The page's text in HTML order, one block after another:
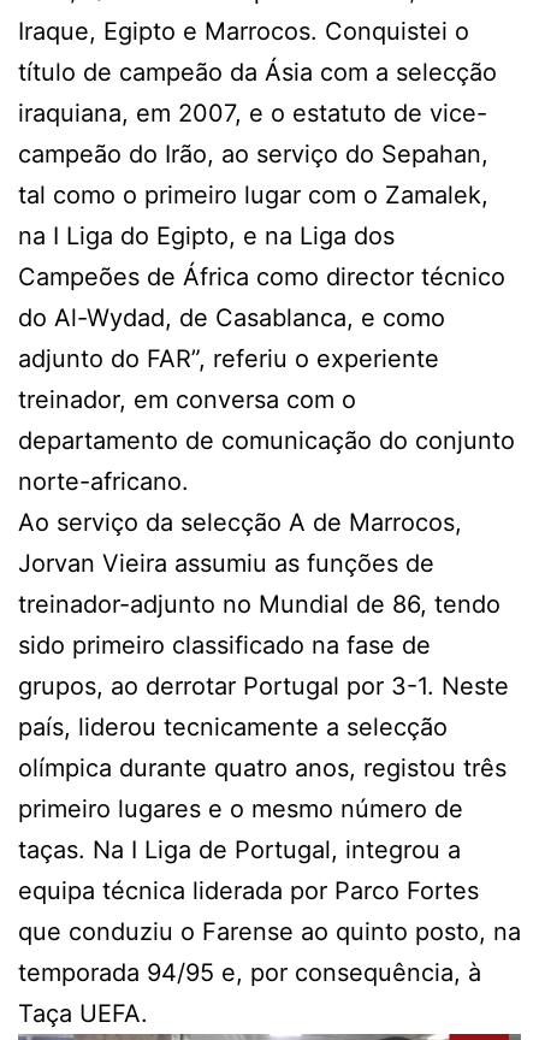
Iraque, Egipto e Marrocos. Conquistei o
título de campeão da Ásia com a selecção
iraquiana, em 2007, e o estatuto de vice-
campeão do Irão, ao serviço do Sepahan,
tal como o primeiro lugar com o Zamalek,
na I Liga do Egipto, e na Liga dos
Campeões de África como director técnico
do Al-Wydad, de Casablanca, e como
adjunto do FAR”, referiu o experiente
treinador, em conversa com o
departamento de comunicação do conjunto
norte-africano.
Ao serviço da selecção A de Marrocos,
Jorvan Vieira assumiu as funções de
treinador-adjunto no Mundial de 86, tendo
sido primeiro classificado na fase de
grupos, ao derrotar Portugal por 3-1. Neste
país, liderou tecnicamente a selecção
olímpica durante quatro anos, registou três
primeiro lugares e o mesmo número de
taças. Na I Liga de Portugal, integrou a
equipa técnica liderada por Parco Fortes
que conduziu o Farense ao quinto posto, na
temporada 94/95 e, por consequência, à
Taça UEFA.